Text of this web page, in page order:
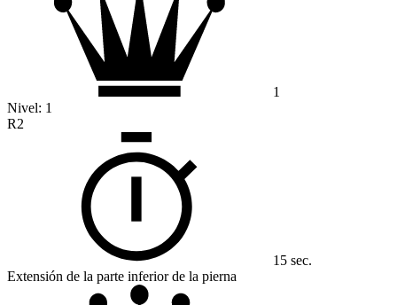
1
Nivel: 1
R2
15 sec.
Extensión de la parte inferior de la pierna